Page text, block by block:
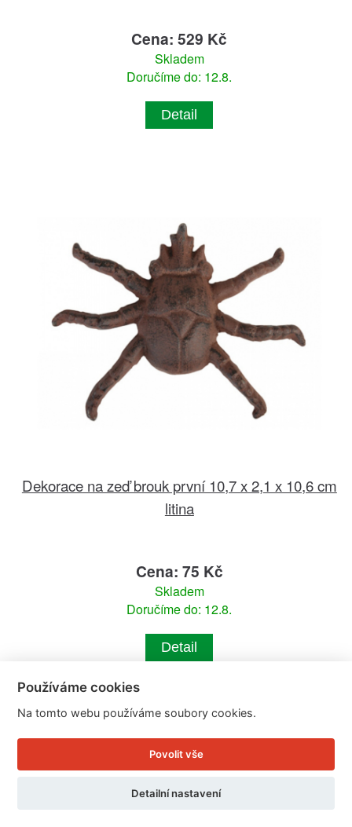
Cena: 529 Kč
Skladem
Doručíme do: 12.8.
Detail
Dekorace na zeď brouk první 10,7 x 2,1 x 10,6 cm
litina
Cena: 75 Kč
Skladem
Doručíme do: 12.8.
Detail
Používáme cookies
Na tomto webu používáme soubory cookies.
Povolit vše
Detailní nastavení